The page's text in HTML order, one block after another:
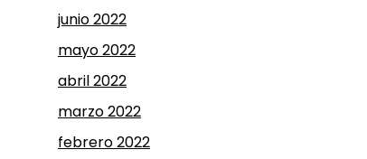
junio 2022
mayo 2022
abril 2022
marzo 2022
febrero 2022